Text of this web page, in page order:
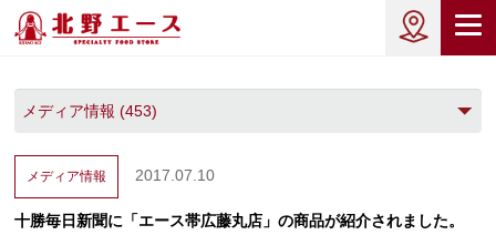
メディア情報 2017.07.10
十勝毎日新聞に「エース帯広藤丸店」の商品が紹介されました。